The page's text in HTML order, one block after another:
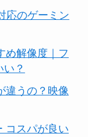
応のゲーミン
め解像度｜フ
？
違うの？映像
コスパが良い